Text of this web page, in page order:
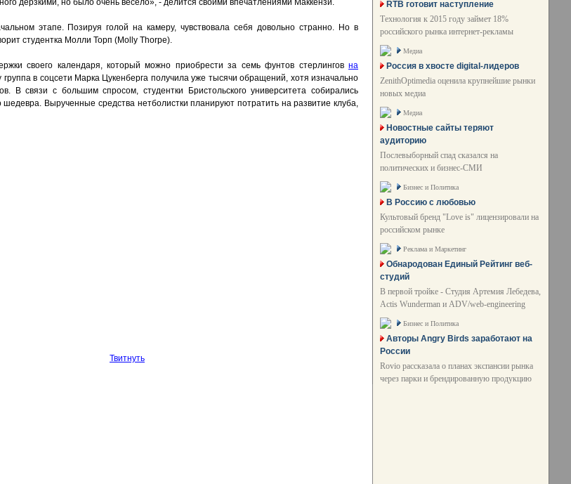
дерзкими, но было очень весело», - делится своими впечатлениями Маккензи.
этапе. Позируя голой на камеру, чувствовала себя довольно странно. Но в
студентка Молли Торп (Molly Thorpe).
своего календаря, который можно приобрести за семь фунтов стерлингов на
в соцсети Марка Цукенберга получила уже тысячи обращений, хотя изначально
В связи с большим спросом, студентки Бристольского университета собирались
шедевра. Вырученные средства нетболистки планируют потратить на развитие клуба,
Твитнуть
RTB готовит наступление
Технология к 2015 году займет 18%
российского рынка интернет-рекламы
Медиа
Россия в хвосте digital-лидеров
ZenithOptimedia оценила крупнейшие рынки
новых медиа
Медиа
Новостные сайты теряют
аудиторию
Послевыборный спад сказался на
политических и бизнес-СМИ
Бизнес и Политика
В Россию с любовью
Культовый бренд "Love is" лицензировали на
российском рынке
Реклама и Маркетинг
Обнародован Единый Рейтинг веб-
студий
В первой тройке - Студия Артемия Лебедева,
Actis Wunderman и ADV/web-engineering
Бизнес и Политика
Авторы Angry Birds заработают на
России
Rovio рассказала о планах экспансии рынка
через парки и брендированную продукцию